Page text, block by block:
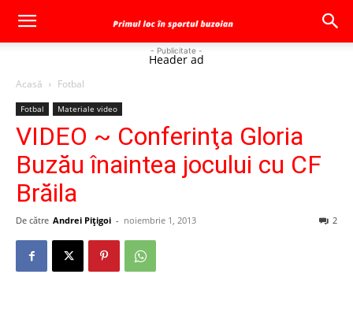
- Publicitate -
Header ad
Acasă Fotbal
Fotbal Materiale video
VIDEO ~ Conferinţa Gloria
Buzău înaintea jocului cu CF
Brăila
De către Andrei Pițigoi - noiembrie 1, 2013 2